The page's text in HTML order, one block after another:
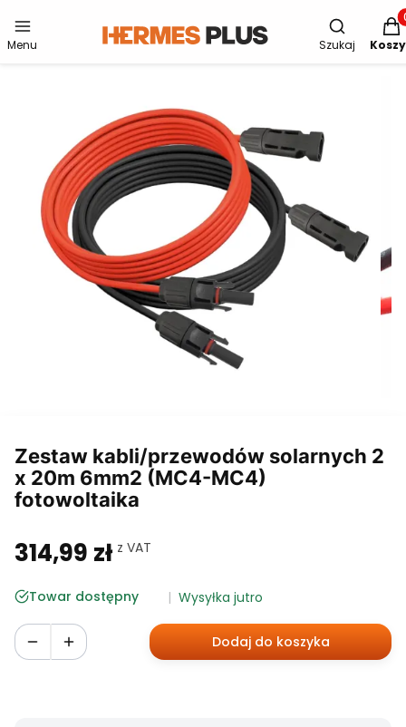
Menu
Otwórz
Szukaj
Zestaw kabli/przewodów solarnych 2
x 20m 6mm2 (MC4-MC4)
fotowoltaika
Cena
314,99 zł w tym 23% VAT
z VAT
Towar dostępny Wysyłka jutro
Dodaj do koszyka